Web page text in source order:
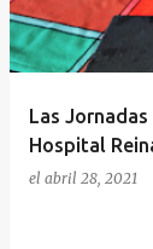
Las
Hospital
el abril 28, 2021